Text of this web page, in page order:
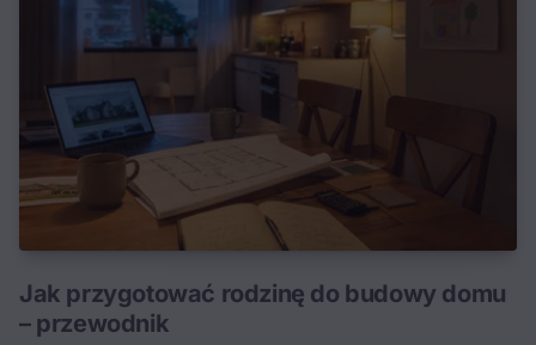
Jak przygotować rodzinę do budowy domu
– przewodnik